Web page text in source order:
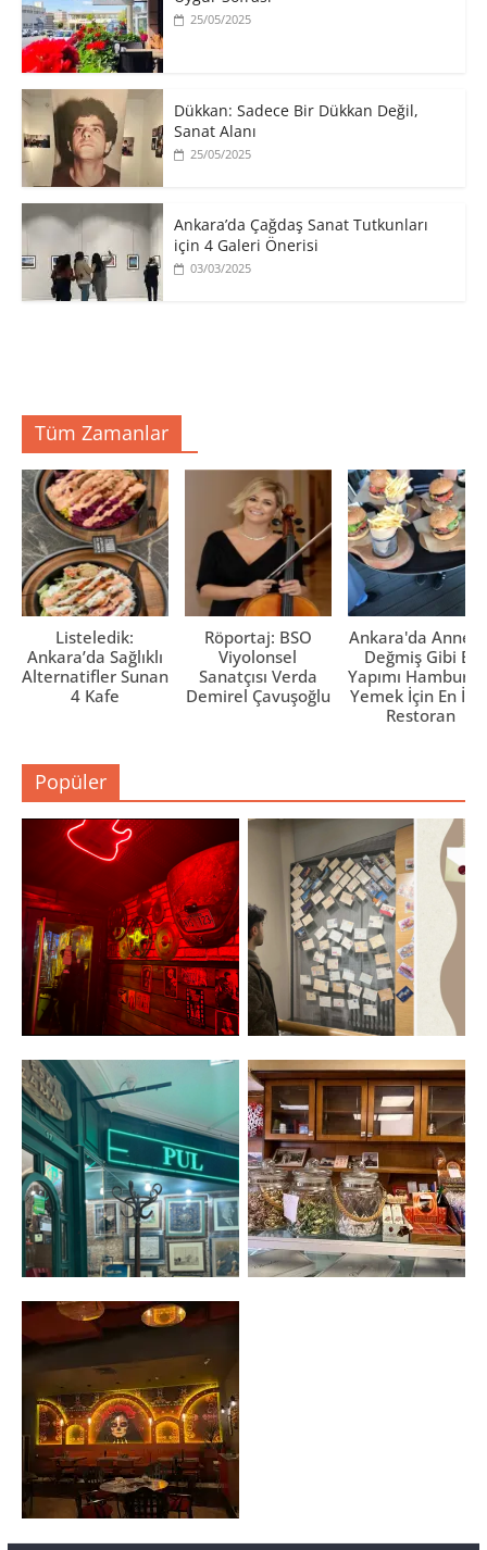
25/05/2025
​Dükkan: Sadece Bir Dükkan Değil,
Sanat Alanı
25/05/2025
Ankara’da Çağdaş Sanat Tutkunları
için 4 Galeri Önerisi
03/03/2025
Tüm Zamanlar
Listeledik:
Ankara’da Sağlıklı
Alternatifler Sunan
4 Kafe
Röportaj: BSO
Viyolonsel
Sanatçısı Verda
Demirel Çavuşoğlu
Ankara'da Anne
Değmiş Gibi Ev
Yapımı
Yemek İçin En İyi
Restoran
Popüler